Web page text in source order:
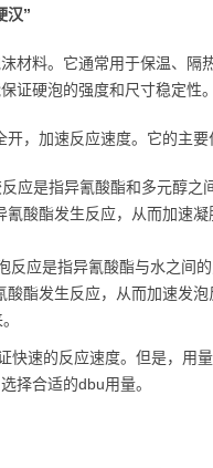
汉”
材料。它通常用于保温、
证硬泡的强度和尺寸稳定性。
，加速反应速度。它的主要
反应是指异氰酸酯和多元醇
酸酯发生反应，从而加速
反应是指异氰酸酯与水之间
酯发生反应，从而加速发
快速的反应速度。但是，用
择合适的dbu用量。